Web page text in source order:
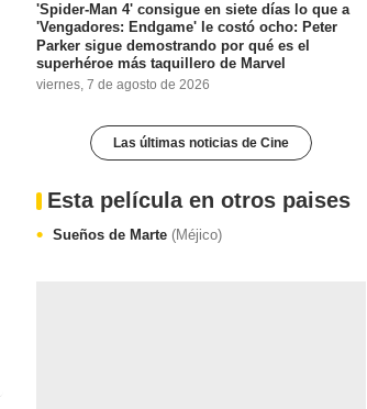
'Spider-Man 4' consigue en siete días lo que a
'Vengadores: Endgame' le costó ocho: Peter
Parker sigue demostrando por qué es el
superhéroe más taquillero de Marvel
viernes, 7 de agosto de 2026
Las últimas noticias de Cine
Esta película en otros paises
Sueños de Marte (Méjico)